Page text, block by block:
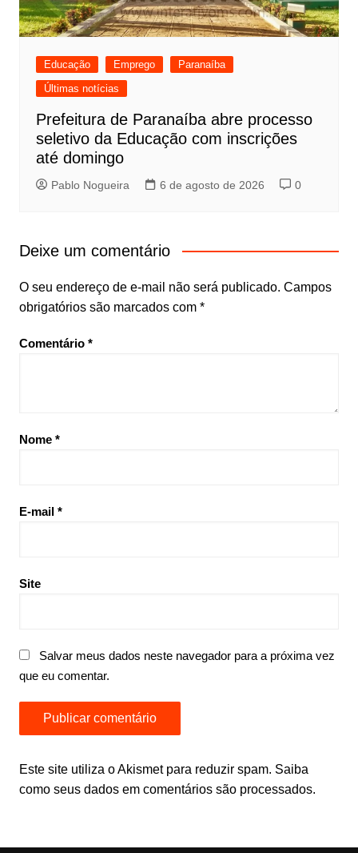
Educação Emprego
Paranaíba
Últimas notícias
Prefeitura de Paranaíba abre processo
seletivo da Educação com inscrições
até domingo
Pablo Nogueira 6 de agosto de 2026 0
Deixe um comentário
O seu endereço de e-mail não será publicado. Campos
obrigatórios são marcados com *
Comentário *
Nome *
E-mail *
Site
Salvar meus dados neste navegador para a próxima vez
que eu comentar.
Este site utiliza o Akismet para reduzir spam. Saiba
como seus dados em comentários são processados.